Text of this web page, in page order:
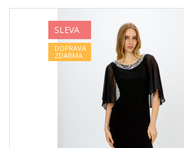
SLEVA
DOPRAVA
ZDARMA